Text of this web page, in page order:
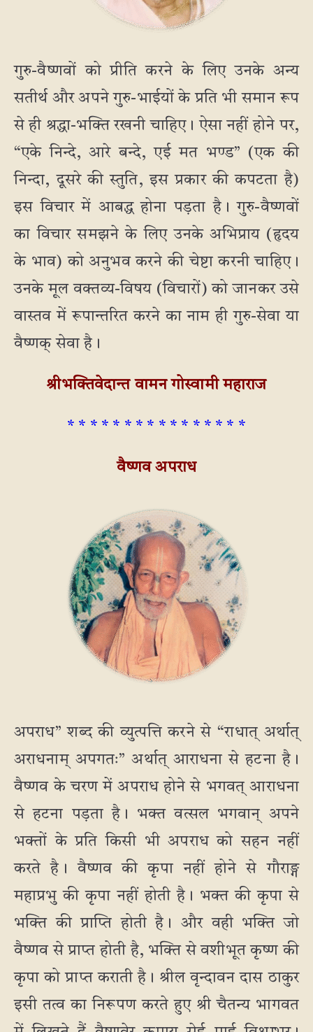
गुरु-वैष्णवों को प्रीति करने के लिए उनके अन्य
सतीर्थ और अपने गुरु-भाईयों के प्रति भी समान रूप
से ही श्रद्धा-भक्ति रखनी चाहिए। ऐसा नहीं होने पर,
“एके निन्दे, आरे बन्दे, एई मत भण्ड” (एक की
निन्दा, दूसरे की स्तुति, इस प्रकार की कपटता है)
इस विचार में आबद्ध होना पड़ता है। गुरु-वैष्णवों
का विचार समझने के लिए उनके अभिप्राय (हृदय
के भाव) को अनुभव करने की चेष्टा करनी चाहिए।
उनके मूल वक्तव्य-विषय (विचारों) को जानकर उसे
वास्तव में रूपान्तरित करने का नाम ही गुरु-सेवा या
वैष्णक् सेवा है।
श्रीभक्तिवेदान्त वामन गोस्वामी महाराज
* * * * * * * * * * * * * * * *
वैष्णव अपराध
अपराध” शब्द की व्युत्पत्ति करने से “राधात् अर्थात्
अराधनाम् अपगतः” अर्थात् आराधना से हटना है।
वैष्णव के चरण में अपराध होने से भगवत् आराधना
से हटना पड़ता है। भक्त वत्सल भगवान् अपने
भक्तों के प्रति किसी भी अपराध को सहन नहीं
करते है। वैष्णव की कृपा नहीं होने से गौराङ्ग
महाप्रभु की कृपा नहीं होती है। भक्त की कृपा से
भक्ति की प्राप्ति होती है। और वही भक्ति जो
वैष्णव से प्राप्त होती है, भक्ति से वशीभूत कृष्ण की
कृपा को प्राप्त कराती है। श्रील वृन्दावन दास ठाकुर
इसी तत्व का निरूपण करते हुए श्री चैतन्य भागवत